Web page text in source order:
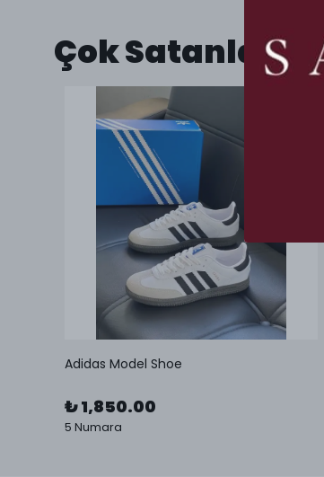
Çok Satanlar
Adidas Model Shoe
₺ 1,850.00
5 Numara